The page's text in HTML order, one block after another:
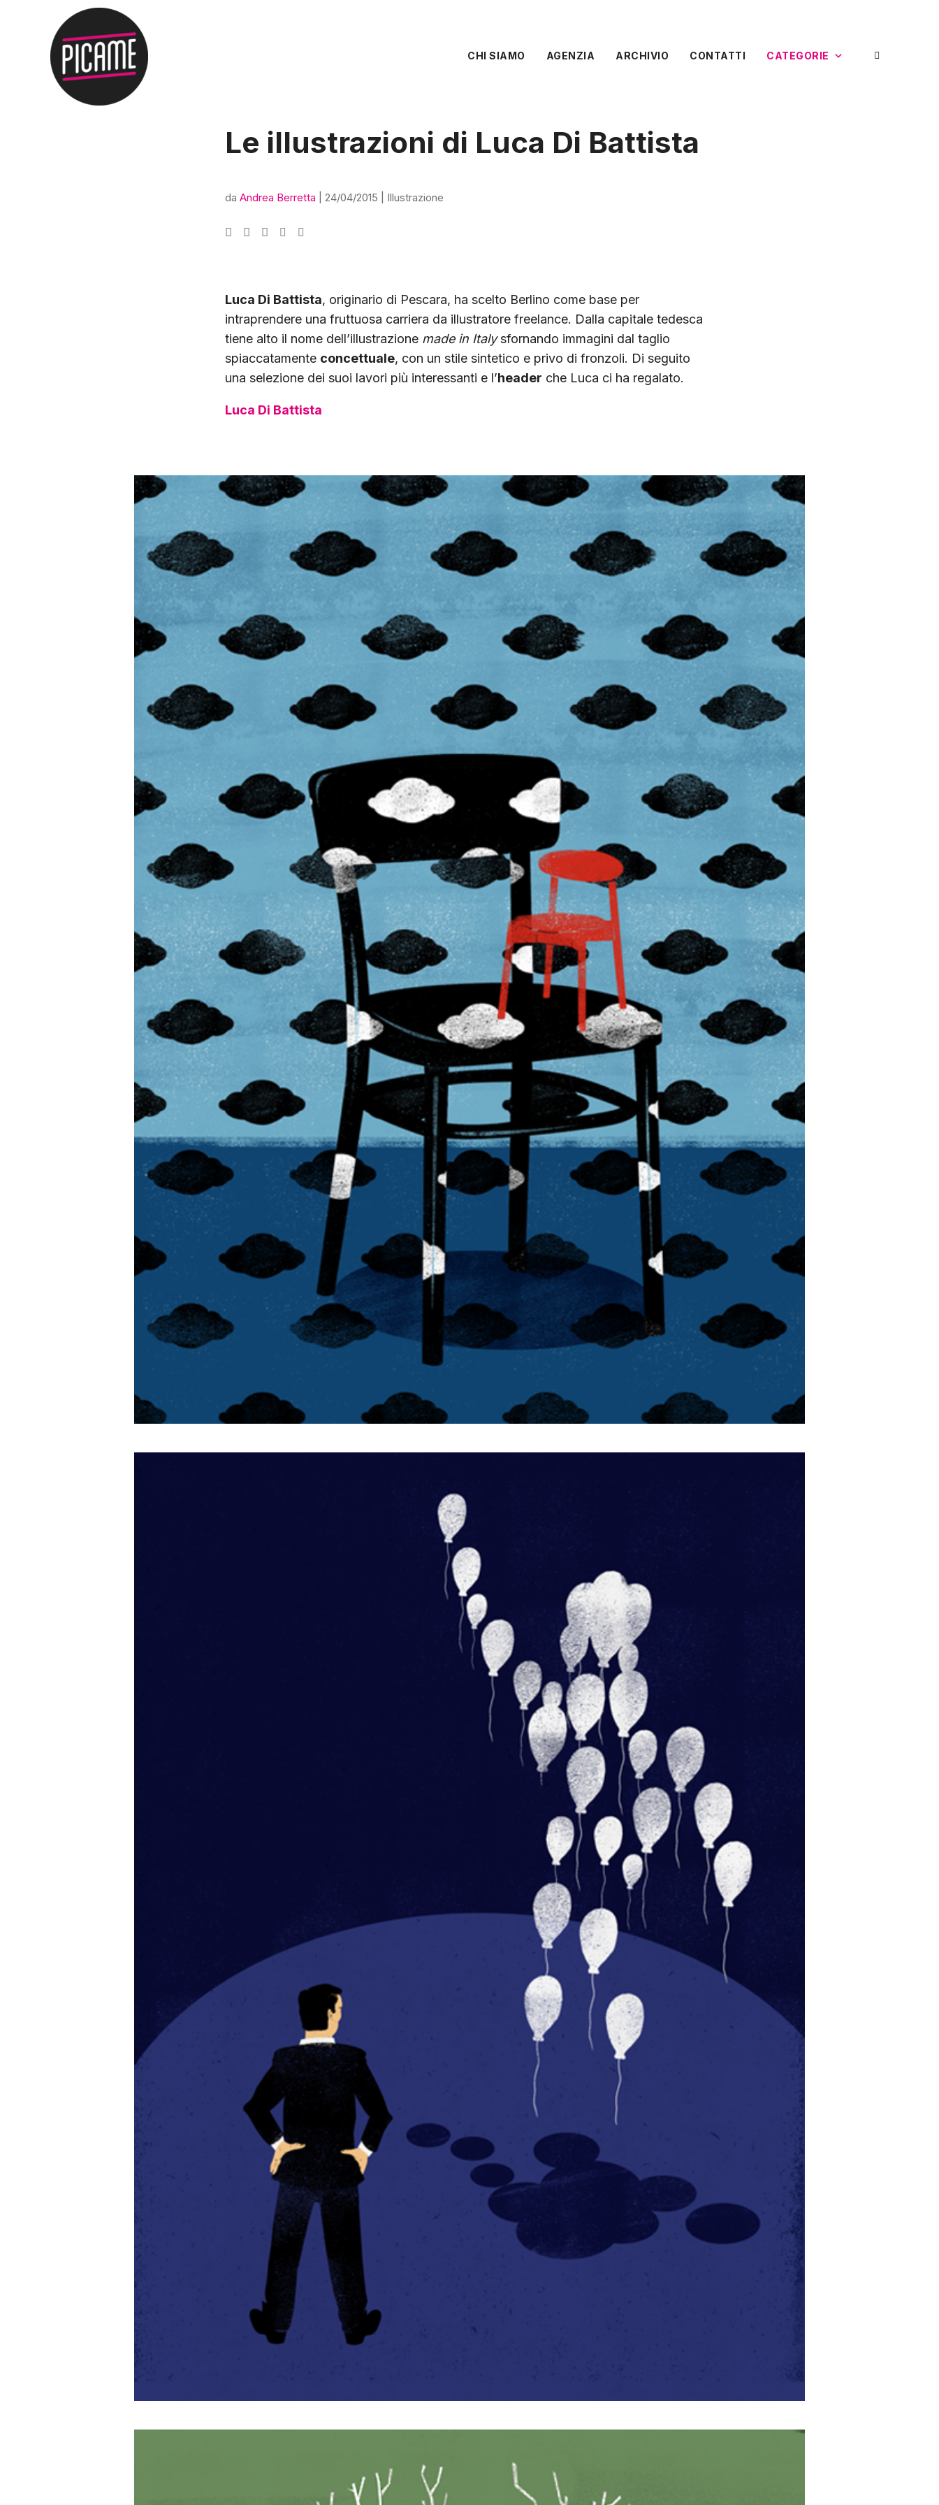
CHI SIAMO AGENZIA ARCHIVIO CONTATTI CATEGORIE
Le illustrazioni di Luca Di Battista
da Andrea Berretta 24/04/2015 Illustrazione
Luca Di Battista, originario di Pescara, ha scelto Berlino come base per
intraprendere una fruttuosa carriera da illustratore freelance. Dalla capitale tedesca
tiene alto il nome dell’illustrazione made in Italysfornando immagini dal taglio
spiaccatamente concettuale, con un stile sintetico e privo di fronzoli. Di seguito
una selezione dei suoi lavori più interessanti e l’header che Luca ci ha regalato.
Luca Di Battista